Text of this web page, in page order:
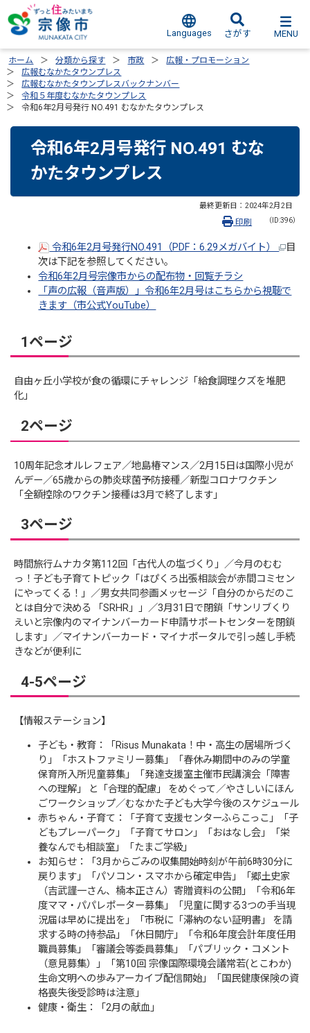
Languages さがす MENU
ホーム 分類から探す 市政
広報・プロモーション
広報むなかたタウンプレス
広報むなかたタウンプレスバックナンバー
令和５年度むなかたタウンプレス
令和6年2月号発行 NO.491 むなかたタウンプレス
令和6年2月号発行 NO.491 むな
かたタウンプレス
最終更新日： 2024年2月2日
（ID:396）
印刷
令和6年2月号発行NO.491（PDF：6.29メガバイト）
目
次は下記を参照してください。
令和6年2月号宗像市からの配布物・回覧チラシ
「声の広報（音声版）」令和6年2月号はこちらから視聴で
きます（市公式YouTube）
1ページ
自由ヶ丘小学校が食の循環にチャレンジ「給食調理クズを堆肥
化」
2ページ
10周年記念オルレフェア／地島椿マンス／2月15日は国際小児が
んデー／65歳からの肺炎球菌予防接種／新型コロナワクチン
「全額控除のワクチン接種は3月で終了します」
3ページ
時間旅行ムナカタ第112回「古代人の塩づくり」／今月のむむ
っ！子ども子育てトピック「はぴくろ出張相談会が赤間コミセン
にやってくる！」／男女共同参画メッセージ「自分のからだのこ
とは自分で決める 「SRHR」」／3月31日で閉鎖「サンリブくり
えいと宗像内のマイナンバーカード申請サポートセンターを閉鎖
します」／マイナンバーカード・マイナポータルで引っ越し手続
きなどが便利に
4-5ページ
【情報ステーション】
子ども・教育：「Risus Munakata！中・高生の居場所づく
り」「ホストファミリー募集」「春休み期間中のみの学童
保育所入所児童募集」「発達支援室主催市民講演会「障害
への理解」 と「合理的配慮」 をめぐって／やさしいにほん
ごワークショップ／むなかた子ども大学今後のスケジュール
赤ちゃん・子育て：「子育て支援センターふらこっこ」「子
どもプレーパーク」「子育てサロン」「おはなし会」「栄
養なんでも相談室」「たまご学級」
お知らせ：「3月からごみの収集開始時刻が午前6時30分に
戻ります」「パソコン・スマホから確定申告」「郷土史家
（吉武謹一さん、楠本正さん）寄贈資料の公開」「令和6年
度ママ・パパレポーター募集」「児童に関する3つの手当現
況届は早めに提出を」「市税に「滞納のない証明書」 を請
求する時の持参品」「休日開庁」「令和6年度会計年度任用
職員募集」「審議会等委員募集」「パブリック・コメント
（意見募集）」「第10回 宗像国際環境会議常若(とこわか)
生命文明への歩みアーカイブ配信開始」「国民健康保険の資
格喪失後受診時は注意」
健康・衛生：「2月の献血」